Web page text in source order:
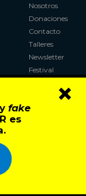
fake
es
×
Nosotros
Donaciones
Contacto
Talleres
Newsletter
Festival